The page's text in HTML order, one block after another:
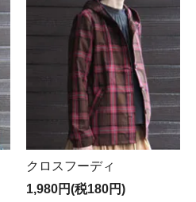
クロスフーディ
1,980円(税180円)